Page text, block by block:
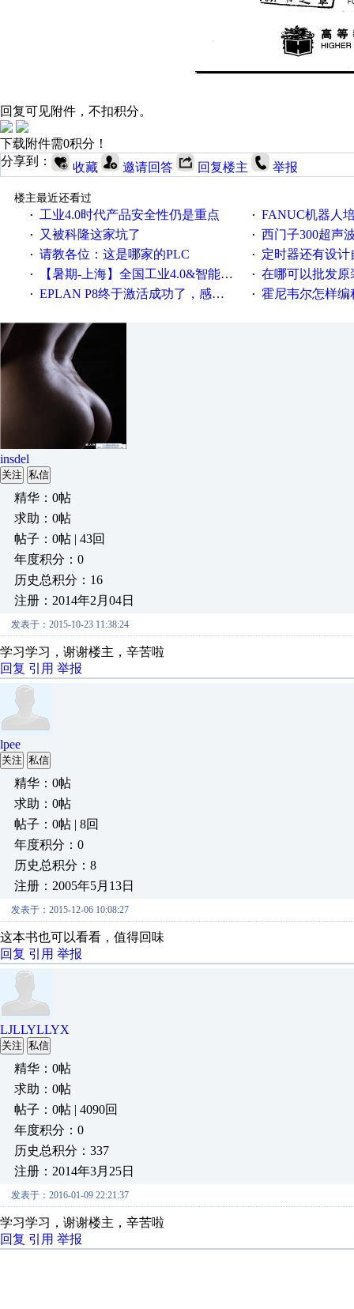
回复可见附件，不扣积分。
下载附件需0积分！
分享到：
收藏 邀请回答 回复楼主 举报
楼主最近还看过
·
工业4.0时代产品安全性仍是重点 · FANUC机器人
· 又被科隆这家坑了 · 西门子300超声波
· 请教各位：这是哪家的PLC · 定时器还有设
· 【暑期-上海】全国工业4.0&智能制造高级培训班通知！ · 在哪可以批发原装正品
· EPLAN P8终于激活成功了，感谢网上无私的高人！ · 霍尼韦尔怎样编
insdel
关注 私信
精华：0帖
求助：0帖
帖子：0帖 | 43回
年度积分：0
历史总积分：16
注册：2014年2月04日
发表于：2015-10-23 11:38:24
学习学习，谢谢楼主，辛苦啦
回复 引用 举报
lpee
关注 私信
精华：0帖
求助：0帖
帖子：0帖 | 8回
年度积分：0
历史总积分：8
注册：2005年5月13日
发表于：2015-12-06 10:08:27
这本书也可以看看，值得回味
回复 引用 举报
LJLLYLLYX
关注 私信
精华：0帖
求助：0帖
帖子：0帖 | 4090回
年度积分：0
历史总积分：337
注册：2014年3月25日
发表于：2016-01-09 22:21:37
学习学习，谢谢楼主，辛苦啦
回复 引用 举报